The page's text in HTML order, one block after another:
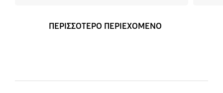
ΠΕΡΙΣΣΟΤΕΡΟ ΠΕΡΙΕΧΟΜΕΝΟ